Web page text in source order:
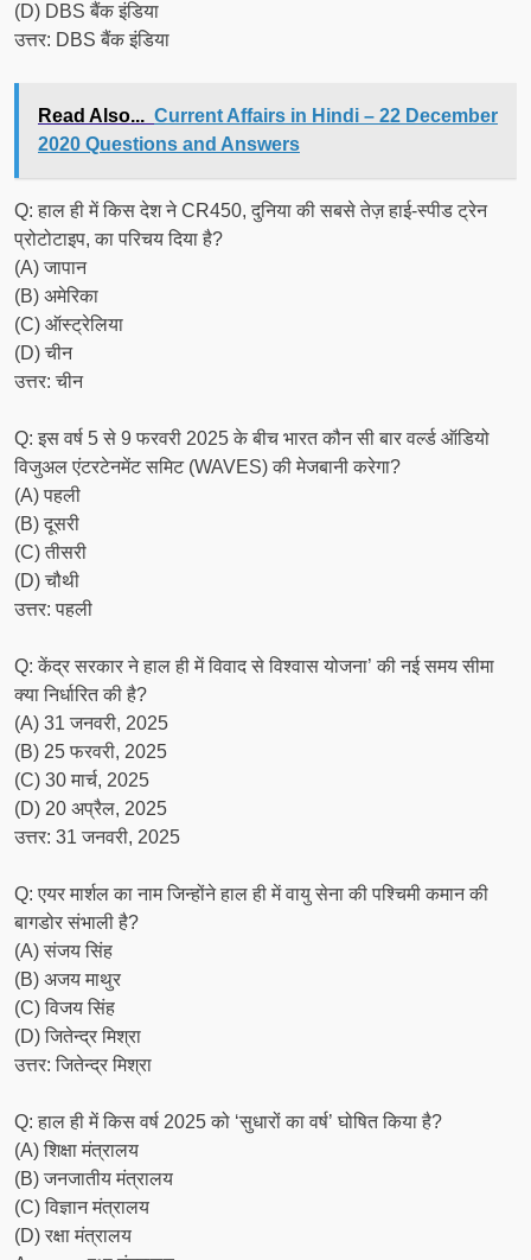
(D) DBS बैंक इंडिया
उत्तर: DBS बैंक इंडिया
Read Also... Current Affairs in Hindi – 22 December
2020 Questions and Answers
Q: हाल ही में किस देश ने CR450, दुनिया की सबसे तेज़ हाई-स्पीड ट्रेन
प्रोटोटाइप, का परिचय दिया है?
(A) जापान
(B) अमेरिका
(C) ऑस्ट्रेलिया
(D) चीन
उत्तर: चीन
Q: इस वर्ष 5 से 9 फरवरी 2025 के बीच भारत कौन सी बार वर्ल्ड ऑडियो
विजुअल एंटरटेनमेंट समिट (WAVES) की मेजबानी करेगा?
(A) पहली
(B) दूसरी
(C) तीसरी
(D) चौथी
उत्तर: पहली
Q: केंद्र सरकार ने हाल ही में विवाद से विश्वास योजना’ की नई समय सीमा
क्या निर्धारित की है?
(A) 31 जनवरी, 2025
(B) 25 फरवरी, 2025
(C) 30 मार्च, 2025
(D) 20 अप्रैल, 2025
उत्तर: 31 जनवरी, 2025
Q: एयर मार्शल का नाम जिन्होंने हाल ही में वायु सेना की पश्चिमी कमान की
बागडोर संभाली है?
(A) संजय सिंह
(B) अजय माथुर
(C) विजय सिंह
(D) जितेन्द्र मिश्रा
उत्तर: जितेन्द्र मिश्रा
Q: हाल ही में किस वर्ष 2025 को ‘सुधारों का वर्ष’ घोषित किया है?
(A) शिक्षा मंत्रालय
(B) जनजातीय मंत्रालय
(C) विज्ञान मंत्रालय
(D) रक्षा मंत्रालय